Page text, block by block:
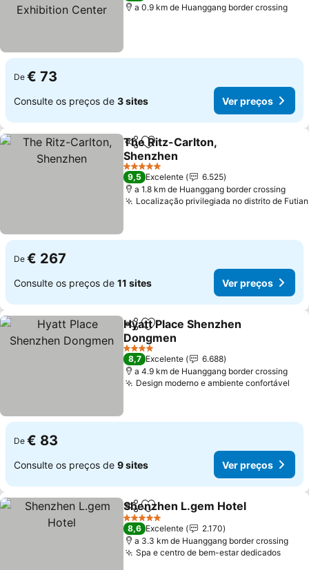
a 0.9 km de Huanggang border crossing
De € 73
Consulte os preços de 3 sites Ver preços
PartilharAdicionar aos favoritos
The Ritz-Carlton,
Shenzhen
5 Estrelas
9,5 Excelente
6.525
a 1.8 km de Huanggang border crossing
Localização privilegiada no distrito de Futian
De € 267
Consulte os preços de 11 sites Ver preços
PartilharAdicionar aos favoritos
Hyatt Place Shenzhen
Dongmen
4 Estrelas
8,7 Excelente
6.688
a 4.9 km de Huanggang border crossing
Design moderno e ambiente confortável
De € 83
Consulte os preços de 9 sites Ver preços
PartilharAdicionar aos favoritos
Shenzhen L.gem Hotel
5 Estrelas
8,6 Excelente
2.170
a 3.3 km de Huanggang border crossing
Spa e centro de bem-estar dedicados